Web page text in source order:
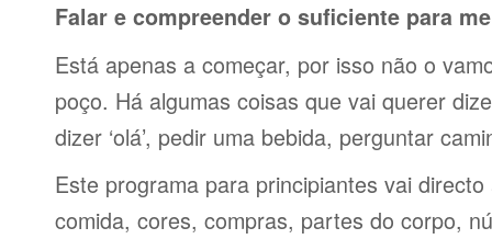
Falar e compreender o suficiente para
Está apenas a começar, por isso não o
poço. Há algumas coisas que vai querer
dizer ‘olá’, pedir uma bebida, perguntar
Este programa para principiantes vai
comida, cores, compras, partes do corpo,